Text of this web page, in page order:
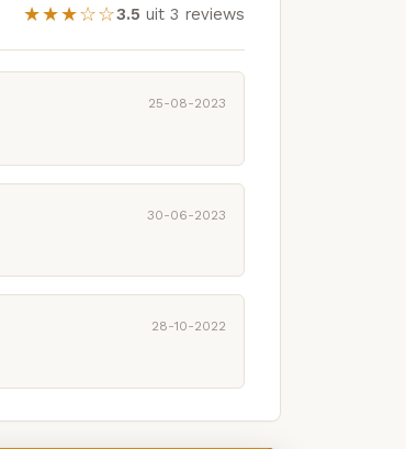
★★★☆☆3.5 uit 3 reviews
25-08-2023
30-06-2023
28-10-2022